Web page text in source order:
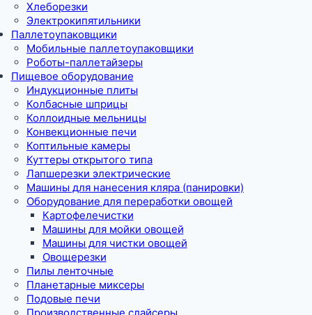
Хлеборезки
Электрокипятильники
Паллетоупаковщики
Мобильные паллетоупаковщики
Роботы-паллетайзеры
Пищевое оборудование
Индукционные плиты
Колбасные шприцы
Коллоидные мельницы
Конвекционные печи
Коптильные камеры
Куттеры открытого типа
Лапшерезки электрические
Машины для нанесения кляра (панировки)
Оборудование для переработки овощей
Картофелечистки
Машины для мойки овощей
Машины для чистки овощей
Овощерезки
Пилы ленточные
Планетарные миксеры
Подовые печи